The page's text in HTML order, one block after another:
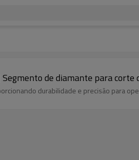
de diamante para corte
durabilidade e precisão para